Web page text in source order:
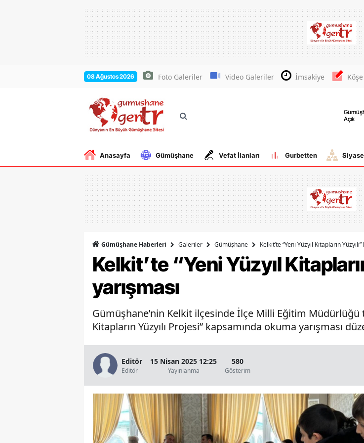
08 Ağustos 2026 Foto Galeriler Video Galeriler İmsakiye
Açık
Anasayfa Gümüşhane Vefat İlanları Gurbetten
Gümüşhane Haberleri Galeriler Gümüşhane Kelkit’te “Yeni Yüzyıl Kitapların
Kelkit’te “Yeni Yüzyıl
yarışması
Gümüşhane’nin Kelkit ilçesinde İlçe Milli Eğitim Müdürlüğü
Kitapların Yüzyılı Projesi” kapsamında okuma yarışması
Editör
Editör
15 Nisan 2025 12:25
Yayınlanma
580
Gösterim